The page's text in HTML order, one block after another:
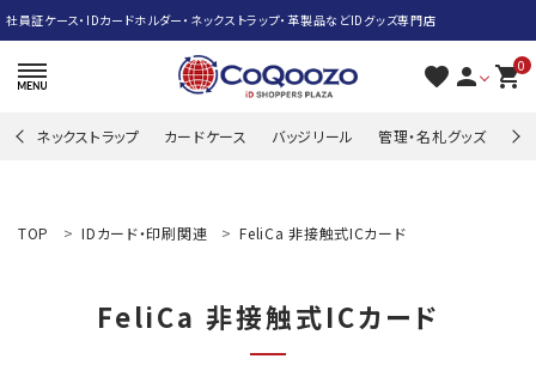
社員証ケース・IDカードホルダー・ネックストラップ・革製品などIDグッズ専門店
favorite person 0
shopping_cart
ネックストラップ カードケース バッジリール 管理・名札グッズ 牛
ようこそ ゲスト 様
TOP IDカード・印刷関連 FeliCa 非接触式ICカード
FeliCa 非接触式ICカード